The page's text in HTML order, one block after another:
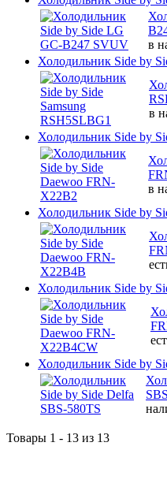
в
Холодильник Side by
в
Холодильник Side by
в
Холодильник Side by
Холодильник Side by
Холодильник Side by
Товары 1 - 13 из 13